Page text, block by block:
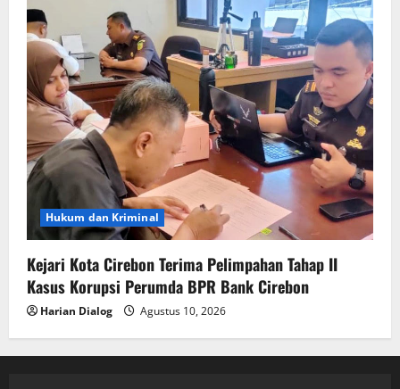
Hukum dan Kriminal
Kejari Kota Cirebon Terima Pelimpahan Tahap II
Kasus Korupsi Perumda BPR Bank Cirebon
Harian Dialog Agustus 10, 2026